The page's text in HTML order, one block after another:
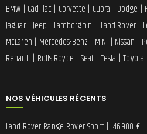
BMW | Cadillac | Corvette | Cupra | Dodge |
Jaguar| Jeep | Lamborghini | Land-Rover|
McLaren | Mercedes-Benz | MINI | Nissan |
Renault| Rolls-Royce | Seat | Tesla |Toyota
NOS VÉHICULES RÉCENTS
Land-Rover Range Rover Sport | 46.900 €